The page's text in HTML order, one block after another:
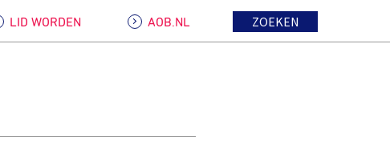
LID WORDEN AOB.NL ZOEKEN